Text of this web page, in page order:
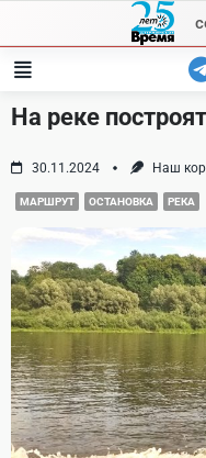
content
На реке
30.11.2024 Наш
МАРШРУТ ОСТАНОВКА РЕКА